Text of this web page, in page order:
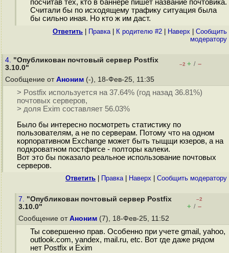
посчитав тех, кто в баннере пишет название почтовика.
Считали бы по исходящему трафику ситуация была
бы сильно иная. Но кто ж им даст.
Ответить Правка| К родителю #2 Наверх
Cообщить
модератору
4. "Опубликован почтовый сервер Postfix
3.10.0"
–2 + / –
Сообщение от Аноним (-), 18-Фев-25, 11:35
> Postfix используется на 37.64% (год назад 36.81%)
почтовых серверов,
> доля Exim составляет 56.03%
Было бы интересно посмотреть статистику по
пользователям, а не по серверам. Потому что на одном
корпоративном Exchange может быть тыщщи юзеров, а на
подкроватном постфигсе - полторы калеки.
Вот это бы показало реальное использование почтовых
серверов.
Ответить Правка| Наверх Cообщить модератору
7. "Опубликован почтовый сервер Postfix
3.10.0"
–2
+ / –
Сообщение от Аноним (7), 18-Фев-25, 11:52
Ты совершенно прав. Особенно при учете gmail, yahoo,
outlook.com, yandex, mail.ru, etc. Вот где даже рядом
нет Postfix и Exim